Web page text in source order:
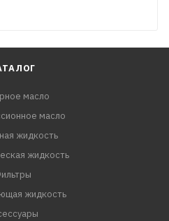
масло
масло
жидкость
жидкость
жидкость